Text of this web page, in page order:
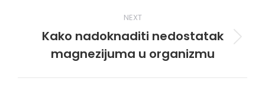
NEXT
Next
post:
Kako nadoknaditi nedostatak
magnezijuma u organizmu